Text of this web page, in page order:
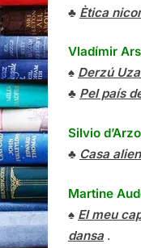
♣ Ètica
Vladímir
♠ Derzú
♣ Pel país
Silvio d’Arzo
♣ Casa
Martine
♠ El meu
dansa.